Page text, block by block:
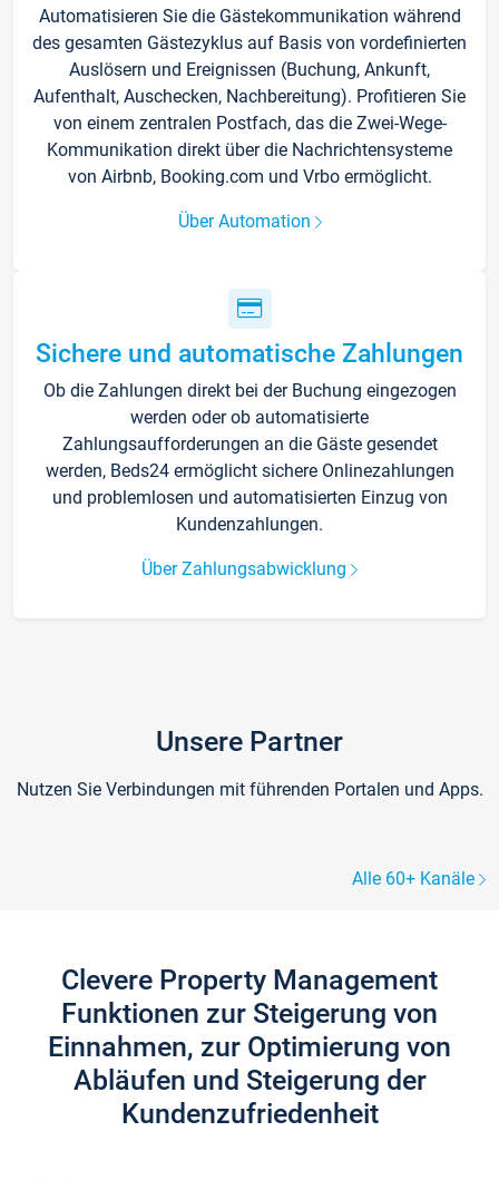
Automatisieren Sie die Gästekommunikation während
des gesamten Gästezyklus auf Basis von vordefinierten
Auslösern und Ereignissen (Buchung, Ankunft,
Aufenthalt, Auschecken, Nachbereitung). Profitieren Sie
von einem zentralen Postfach, das die Zwei-Wege-
Kommunikation direkt über die Nachrichtensysteme
von Airbnb, Booking.com und Vrbo ermöglicht.
Über Automation
Sichere und automatische Zahlungen
Ob die Zahlungen direkt bei der Buchung eingezogen
werden oder ob automatisierte
Zahlungsaufforderungen an die Gäste gesendet
werden, Beds24 ermöglicht sichere Onlinezahlungen
und problemlosen und automatisierten Einzug von
Kundenzahlungen.
Über Zahlungsabwicklung
Unsere Partner
Nutzen Sie Verbindungen mit führenden Portalen und Apps.
Alle 60+ Kanäle
Clevere Property Management
Funktionen zur Steigerung von
Einnahmen, zur Optimierung von
Abläufen und Steigerung der
Kundenzufriedenheit